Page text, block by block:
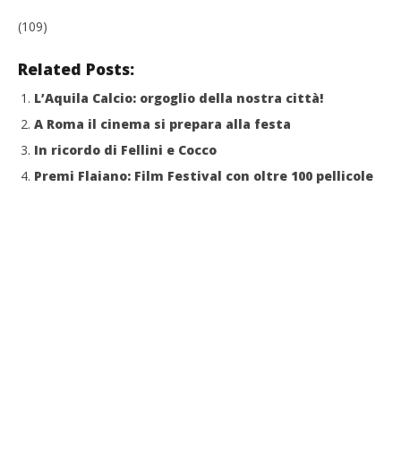
(109)
Related Posts:
L’Aquila Calcio: orgoglio della nostra città!
A Roma il cinema si prepara alla festa
In ricordo di Fellini e Cocco
Premi Flaiano: Film Festival con oltre 100 pellicole